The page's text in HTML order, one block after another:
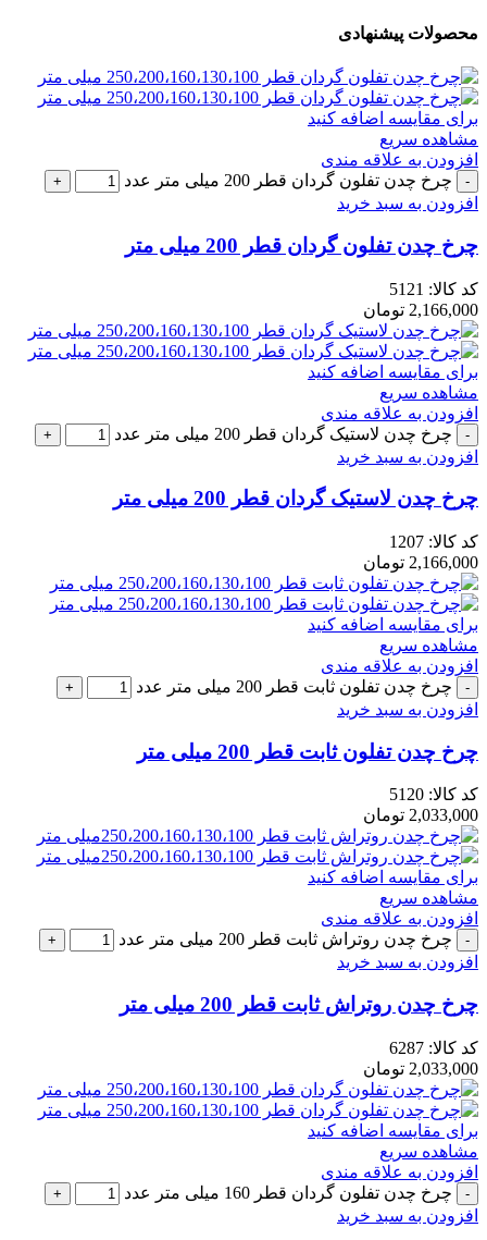
محصولات پیشنهادی
برای مقایسه اضافه کنید
مشاهده سریع
افزودن به علاقه مندی
چرخ چدن تفلون گردان قطر 200 میلی متر عدد
افزودن به سبد خرید
چرخ چدن تفلون گردان قطر 200 میلی متر
کد کالا: 5121
2,166,000 تومان
برای مقایسه اضافه کنید
مشاهده سریع
افزودن به علاقه مندی
چرخ چدن لاستیک گردان قطر 200 میلی متر عدد
افزودن به سبد خرید
چرخ چدن لاستیک گردان قطر 200 میلی متر
کد کالا: 1207
2,166,000 تومان
برای مقایسه اضافه کنید
مشاهده سریع
افزودن به علاقه مندی
چرخ چدن تفلون ثابت قطر 200 میلی متر عدد
افزودن به سبد خرید
چرخ چدن تفلون ثابت قطر 200 میلی متر
کد کالا: 5120
2,033,000 تومان
برای مقایسه اضافه کنید
مشاهده سریع
افزودن به علاقه مندی
چرخ چدن روتراش ثابت قطر 200 میلی متر عدد
افزودن به سبد خرید
چرخ چدن روتراش ثابت قطر 200 میلی متر
کد کالا: 6287
2,033,000 تومان
برای مقایسه اضافه کنید
مشاهده سریع
افزودن به علاقه مندی
چرخ چدن تفلون گردان قطر 160 میلی متر عدد
افزودن به سبد خرید